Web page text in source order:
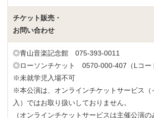
チケット販売・
お問い合わせ
◎青山音楽記念館 075-393-0011
◎ローソンチケット 0570-000-407（Lコー
※未就学児入場不可
※本公演は、オンラインチケットサービス（
入）ではお取り扱いしておりません。
（オンラインチケットサービスは主催公演の